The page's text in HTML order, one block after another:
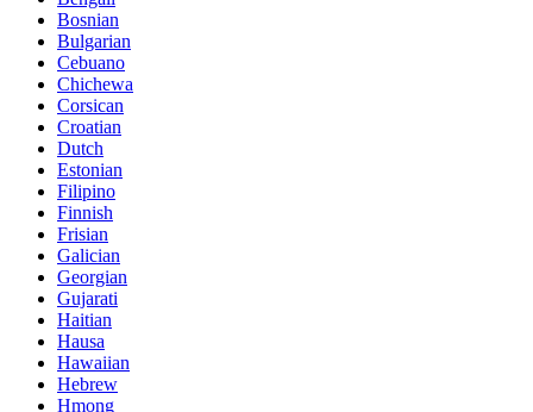
Bosnian
Bulgarian
Cebuano
Chichewa
Corsican
Croatian
Dutch
Estonian
Filipino
Finnish
Frisian
Galician
Georgian
Gujarati
Haitian
Hausa
Hawaiian
Hebrew
Hmong